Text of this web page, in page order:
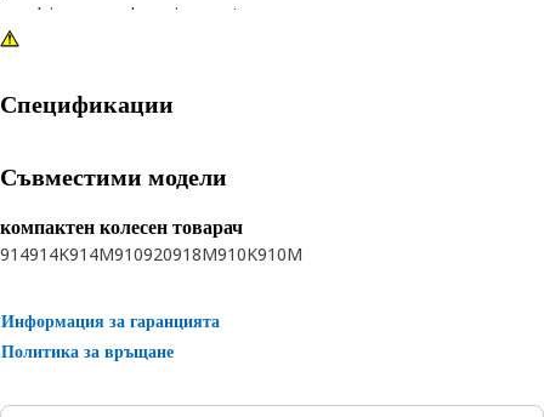
machinery and equipment.
• Designed to be flexible.
Applications:
A Guard Belt is used to enhance safety and protect against
potential hazards associated with moving belts and
Спецификации
Съвместими модели
компактен колесен товарач
914914K914M910920918M910K910M
Информация за гаранцията
Политика за връщане